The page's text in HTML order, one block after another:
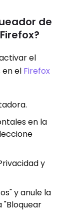
de
el
el Firefox
en la
y
y anule la
"Bloquear